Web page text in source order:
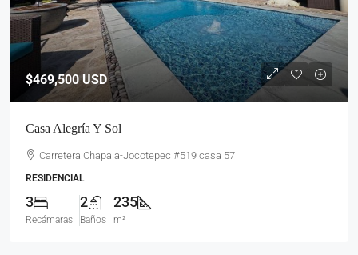
$469,500USD
Casa Alegría Y Sol
Carretera Chapala-Jocotepec #519 casa 57
RESIDENCIAL
3
Recámaras
2
Baños
235
m²